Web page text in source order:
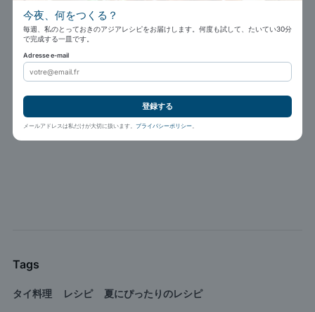
Tags
タイ料理 レシピ 夏にぴったりのレシピ
今夜、何をつくる？
毎週、私のとっておきのアジアレシピをお届けします。何度も試して、たいてい30分
で完成する一皿です。
Adresse e-mail
登録する
メールアドレスは私だけが大切に扱います。 プライバシーポリシー。